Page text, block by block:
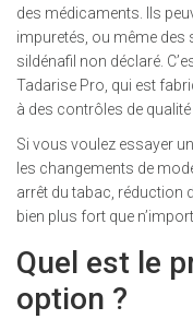
des médicaments. Ils
impuretés, ou même
sildénafil non déclaré.
Tadarise Pro, qui est
à des contrôles de
Si vous voulez essayer
les changements de
arrêt du tabac, réduction
bien plus fort que
Quel est le
option ?